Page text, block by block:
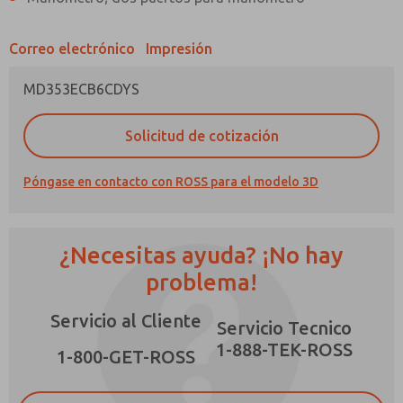
Correo electrónico Impresión
MD353ECB6CDYS
Solicitud de cotización
Póngase en contacto con ROSS para el modelo 3D
¿Necesitas ayuda? ¡No hay
problema!
Servicio al Cliente
1-800-GET-ROSS
Servicio Tecnico
1-888-TEK-ROSS
¿Método de Contacto Preferido?
Correo Electrónico
Teléfono
Envíenme actualizaciones periódicas sobre
*Sí, he leído la política de privacidad y acepto
que los datos que proporcione se recopilarán
y almacenarán electrónicamente. Mis datos se
destinados a procesar y responder a mi
solicitud. Al enviar el formulario de contacto,
acepto el procesamiento.
×